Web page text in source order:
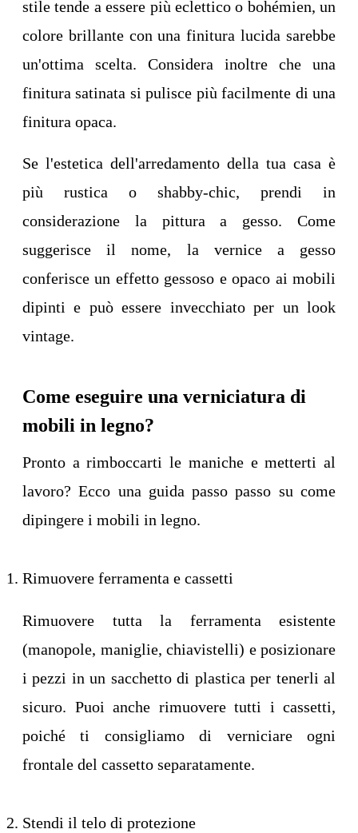
stile tende a essere più eclettico o bohémien, un
colore brillante con una finitura lucida sarebbe
un'ottima scelta. Considera inoltre che una
finitura satinata si pulisce più facilmente di una
finitura opaca.
Se l'estetica dell'arredamento della tua casa è
più rustica o shabby-chic, prendi in
considerazione la pittura a gesso. Come
suggerisce il nome, la vernice a gesso
conferisce un effetto gessoso e opaco ai mobili
dipinti e può essere invecchiato per un look
vintage.
Come eseguire una verniciatura di
mobili in legno?
Pronto a rimboccarti le maniche e metterti al
lavoro? Ecco una guida passo passo su come
dipingere i mobili in legno.
Rimuovere ferramenta e cassetti
Rimuovere tutta la ferramenta esistente
(manopole, maniglie, chiavistelli) e posizionare
i pezzi in un sacchetto di plastica per tenerli al
sicuro. Puoi anche rimuovere tutti i cassetti,
poiché ti consigliamo di verniciare ogni
frontale del cassetto separatamente.
Stendi il telo di protezione